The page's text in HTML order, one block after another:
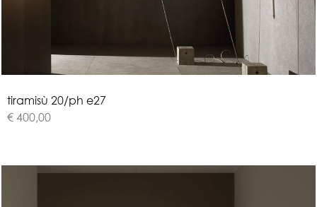
tiramisù 20/ph e27
€ 400,00